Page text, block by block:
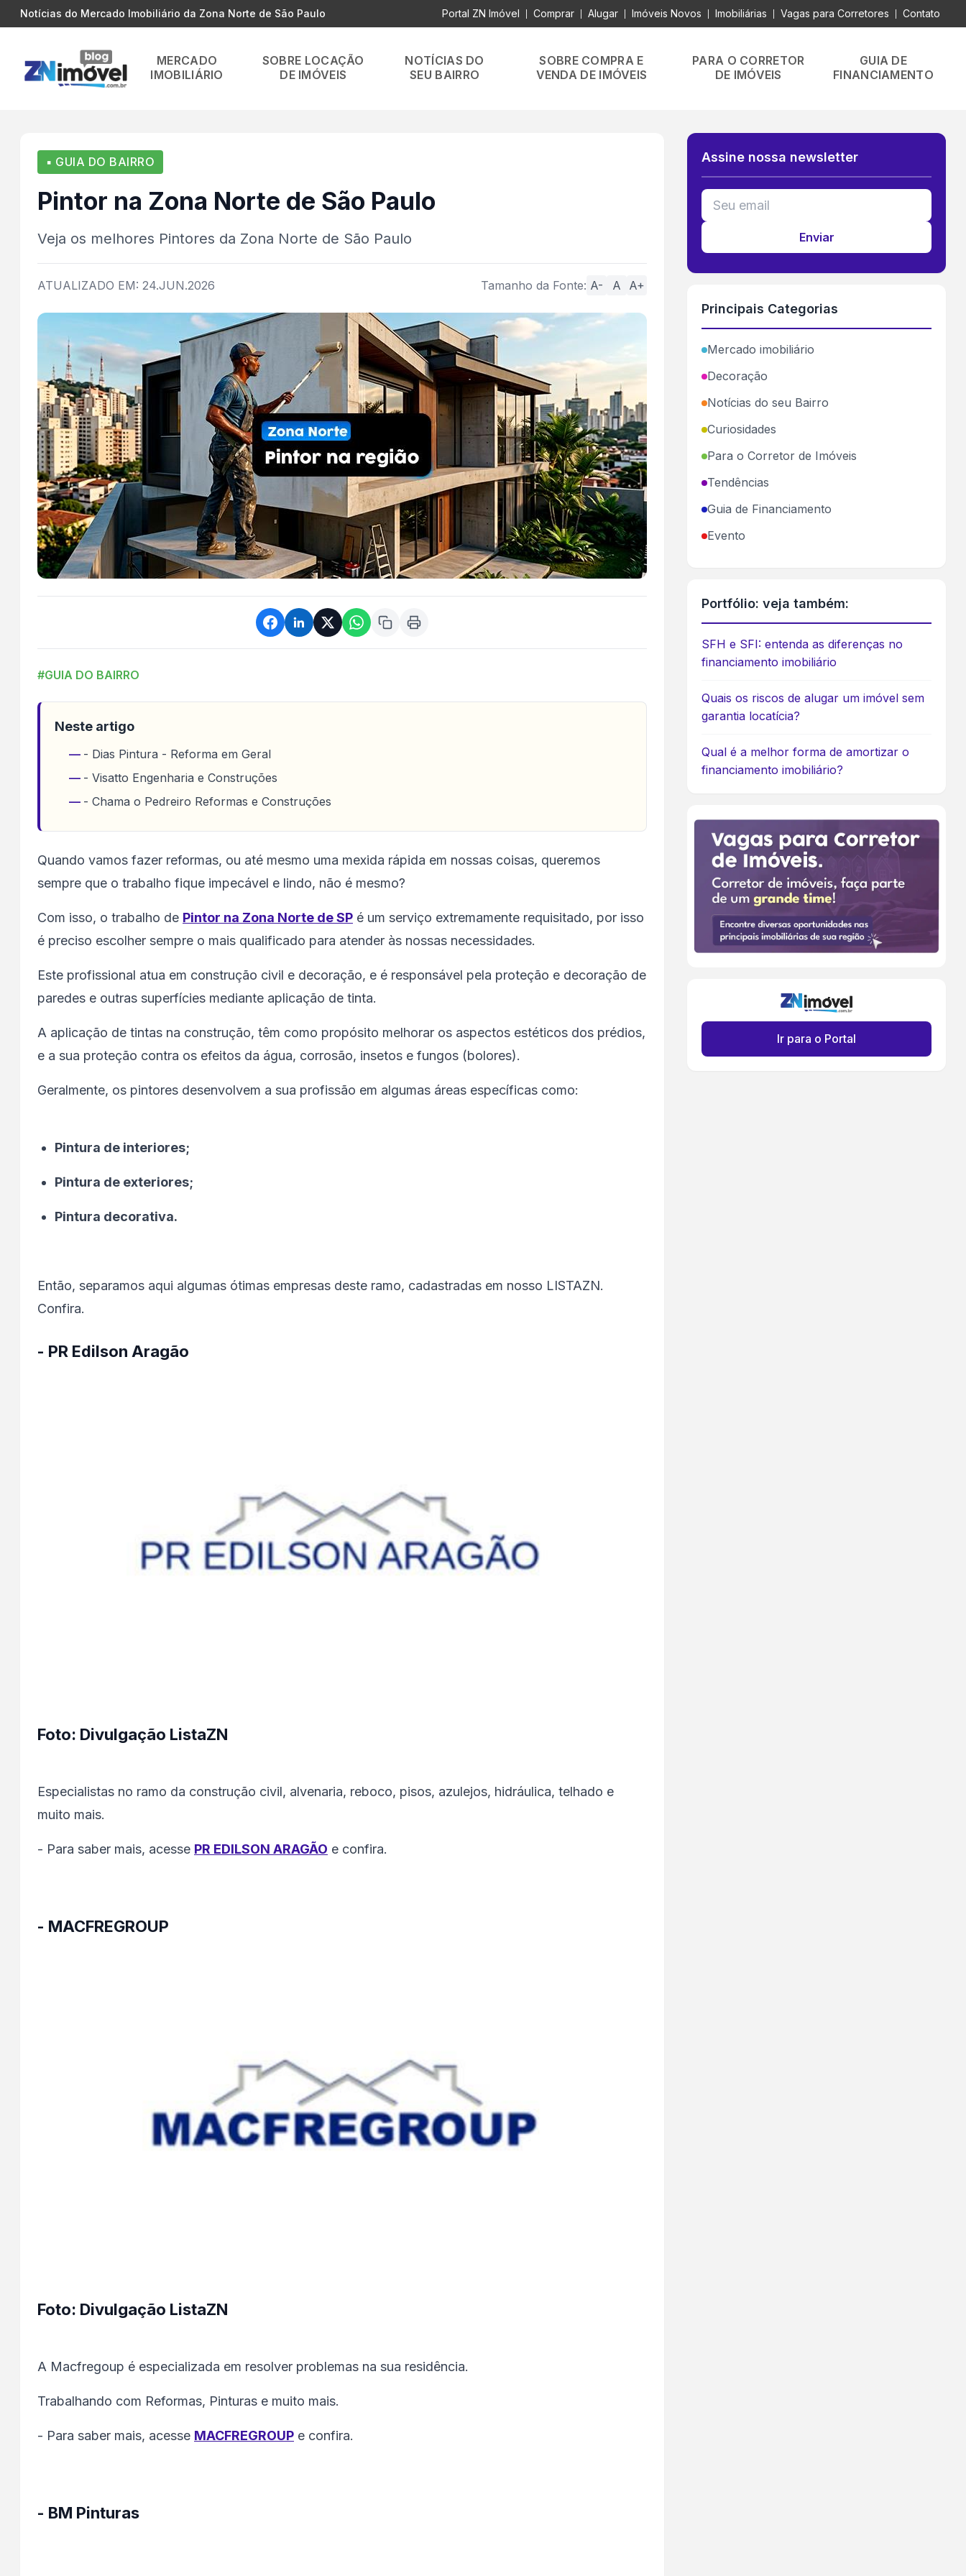
Notícias do Mercado Imobiliário da Zona Norte de São Paulo Portal ZN Imóvel Comprar Alugar Imóveis Novos Imobiliárias Vagas para Corretores Contato
MERCADO
IMOBILIÁRIO
SOBRE LOCAÇÃO
DE IMÓVEIS
NOTÍCIAS DO
SEU BAIRRO
SOBRE COMPRA E
VENDA DE IMÓVEIS
PARA O CORRETOR
DE IMÓVEIS
GUIA DE
FINANCIAMENTO
▪ GUIA DO BAIRRO
Pintor na Zona Norte de São Paulo
Veja os melhores Pintores da Zona Norte de São Paulo
ATUALIZADO EM: 24.JUN.2026 Tamanho da Fonte: A- A A+
#GUIA DO BAIRRO
Neste artigo
- Dias Pintura - Reforma em Geral
- Visatto Engenharia e Construções
- Chama o Pedreiro Reformas e Construções
Quando vamos fazer reformas, ou até mesmo uma mexida rápida em nossas coisas, queremos
sempre que o trabalho fique impecável e lindo, não é mesmo?
Com isso, o trabalho de Pintor na Zona Norte de SP é um serviço extremamente requisitado, por isso
é preciso escolher sempre o mais qualificado para atender às nossas necessidades.
Este profissional atua em construção civil e decoração, e é responsável pela proteção e decoração de
paredes e outras superfícies mediante aplicação de tinta.
A aplicação de tintas na construção, têm como propósito melhorar os aspectos estéticos dos prédios,
e a sua proteção contra os efeitos da água, corrosão, insetos e fungos (bolores).
Geralmente, os pintores desenvolvem a sua profissão em algumas áreas específicas como:
Pintura de interiores;
Pintura de exteriores;
Pintura decorativa.
Então, separamos aqui algumas ótimas empresas deste ramo, cadastradas em nosso LISTAZN.
Confira.
- PR Edilson Aragão
Foto: Divulgação ListaZN
Especialistas no ramo da construção civil, alvenaria, reboco, pisos, azulejos, hidráulica, telhado e
muito mais.
- Para saber mais, acesse PR EDILSON ARAGÃO e confira.
- MACFREGROUP
Foto: Divulgação ListaZN
A Macfregoup é especializada em resolver problemas na sua residência.
Trabalhando com Reformas, Pinturas e muito mais.
- Para saber mais, acesse MACFREGROUP e confira.
- BM Pinturas
Assine nossa newsletter
Enviar
Principais Categorias
Mercado imobiliário
Decoração
Notícias do seu Bairro
Curiosidades
Para o Corretor de Imóveis
Tendências
Guia de Financiamento
Evento
Portfólio: veja também:
SFH e SFI: entenda as diferenças no
financiamento imobiliário
Quais os riscos de alugar um imóvel sem
garantia locatícia?
Qual é a melhor forma de amortizar o
financiamento imobiliário?
Ir para o Portal